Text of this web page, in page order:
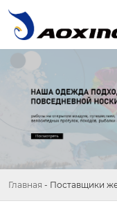
Главная - Поставщики